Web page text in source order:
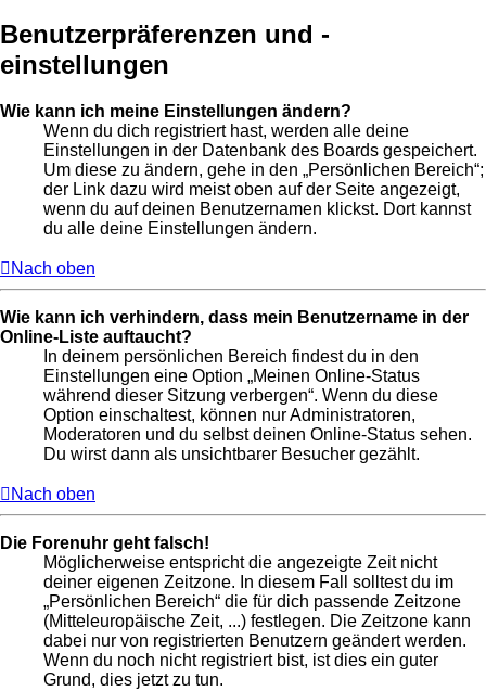
Benutzerpräferenzen und -
einstellungen
Wie kann ich meine Einstellungen ändern?
Wenn du dich registriert hast, werden alle deine
Einstellungen in der Datenbank des Boards gespeichert.
Um diese zu ändern, gehe in den „Persönlichen Bereich“;
der Link dazu wird meist oben auf der Seite angezeigt,
wenn du auf deinen Benutzernamen klickst. Dort kannst
du alle deine Einstellungen ändern.
Nach oben
Wie kann ich verhindern, dass mein Benutzername in der
Online-Liste auftaucht?
In deinem persönlichen Bereich findest du in den
Einstellungen eine Option „Meinen Online-Status
während dieser Sitzung verbergen“. Wenn du diese
Option einschaltest, können nur Administratoren,
Moderatoren und du selbst deinen Online-Status sehen.
Du wirst dann als unsichtbarer Besucher gezählt.
Nach oben
Die Forenuhr geht falsch!
Möglicherweise entspricht die angezeigte Zeit nicht
deiner eigenen Zeitzone. In diesem Fall solltest du im
„Persönlichen Bereich“ die für dich passende Zeitzone
(Mitteleuropäische Zeit, ...) festlegen. Die Zeitzone kann
dabei nur von registrierten Benutzern geändert werden.
Wenn du noch nicht registriert bist, ist dies ein guter
Grund, dies jetzt zu tun.